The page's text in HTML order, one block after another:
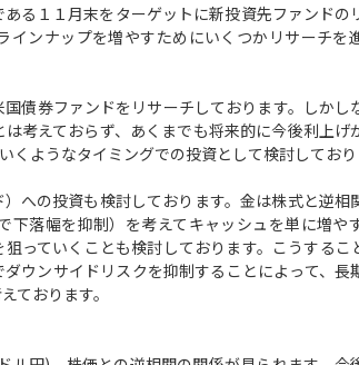
る１１月末をターゲットに新投資先ファンドの
ンナップを増やすためにいくつかリサーチを
債券ファンドをリサーチしております。しかし
考えておらず、あくまでも将来的に今後利上げ
ようなタイミングでの投資として検討しており
への投資も検討しております。金は株式と逆相
落幅を抑制）を考えてキャッシュを単に増や
っていくことも検討しております。こうするこ
ウンサイドリスクを抑制することによって、長
ております。